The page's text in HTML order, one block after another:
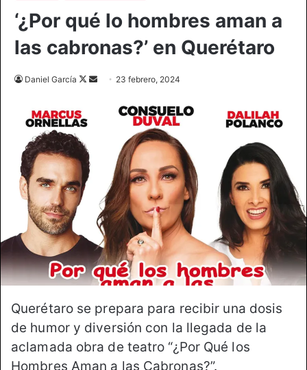
‘¿Por qué lo hombres aman a
las cabronas?’ en Querétaro
Daniel García
Follow
Send 23 febrero, 2024
Querétaro se prepara para recibir una dosis
de humor y diversión con la llegada de la
aclamada obra de teatro “¿Por Qué los
Hombres Aman a las Cabronas?”.